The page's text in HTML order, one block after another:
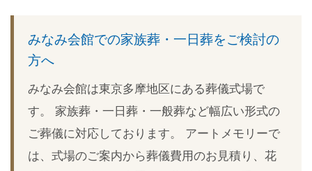
みなみ会館での家族葬・一日葬をご検討の
方へ
みなみ会館は東京多摩地区にある葬儀式場で
す。 家族葬・一日葬・一般葬など幅広い形式の
ご葬儀に対応しております。 アートメモリーで
は、式場のご案内から葬儀費用のお見積り、花